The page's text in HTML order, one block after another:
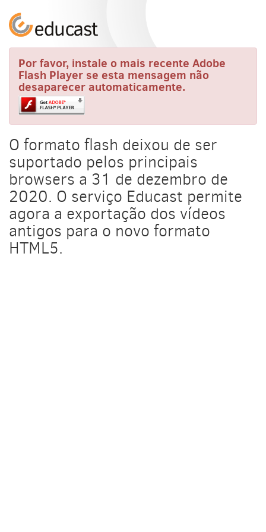
Por favor, instale o mais recente Adobe
Flash Player se esta mensagem não
desaparecer automaticamente.
O formato flash deixou de ser
suportado pelos principais
browsers a 31 de dezembro de
2020. O serviço Educast permite
agora a exportação dos vídeos
antigos para o novo formato
HTML5.